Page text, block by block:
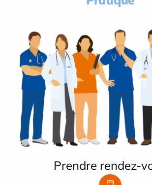
Prendre rendez-